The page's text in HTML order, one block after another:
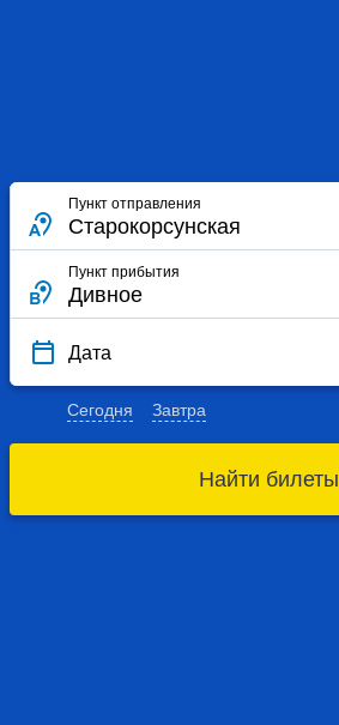
Пункт отправления
Пункт прибытия
Дата
Сегодня Завтра
Найти билеты